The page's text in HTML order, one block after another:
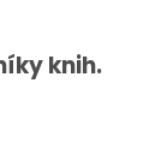
knih.